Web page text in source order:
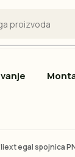
egal spojnica